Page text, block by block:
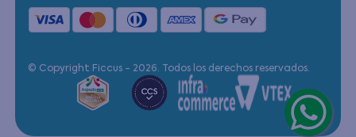
© Copyright Ficcus - 2026. Todos los derechos reservados.